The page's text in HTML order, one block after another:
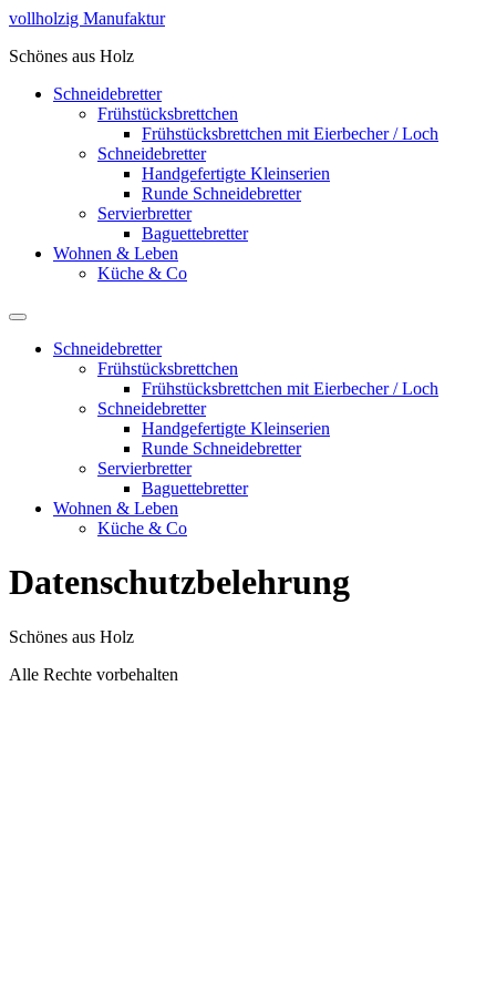
Zum
springen
vollholzig Manufaktur
Schönes aus Holz
Schneidebretter
Frühstücksbrettchen
Frühstücksbrettchen mit Eierbecher / Loch
Schneidebretter
Handgefertigte Kleinserien
Runde Schneidebretter
Servierbretter
Baguettebretter
Wohnen & Leben
Küche & Co
Schneidebretter
Frühstücksbrettchen
Frühstücksbrettchen mit Eierbecher / Loch
Schneidebretter
Handgefertigte Kleinserien
Runde Schneidebretter
Servierbretter
Baguettebretter
Wohnen & Leben
Küche & Co
Datenschutzbelehrung
Schönes aus Holz
Alle Rechte vorbehalten